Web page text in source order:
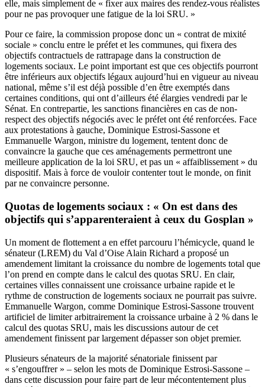
elle, mais simplement de « fixer aux maires des rendez-vous réalistes
pour ne pas provoquer une fatigue de la loi SRU. »
Pour ce faire, la commission propose donc un « contrat de mixité
sociale » conclu entre le préfet et les communes, qui fixera des
objectifs contractuels de rattrapage dans la construction de
logements sociaux. Le point important est que ces objectifs pourront
être inférieurs aux objectifs légaux aujourd’hui en vigueur au niveau
national, même s’il est déjà possible d’en être exemptés dans
certaines conditions, qui ont d’ailleurs été élargies vendredi par le
Sénat. En contrepartie, les sanctions financières en cas de non-
respect des objectifs négociés avec le préfet ont été renforcées. Face
aux protestations à gauche, Dominique Estrosi-Sassone et
Emmanuelle Wargon, ministre du logement, tentent donc de
convaincre la gauche que ces aménagements permettront une
meilleure application de la loi SRU, et pas un « affaiblissement » du
dispositif. Mais à force de vouloir contenter tout le monde, on finit
par ne convaincre personne.
Quotas de logements sociaux : « On est dans des
objectifs qui s’apparenteraient à ceux du Gosplan »
Un moment de flottement a en effet parcouru l’hémicycle, quand le
sénateur (LREM) du Val d’Oise Alain Richard a proposé un
amendement limitant la croissance du nombre de logements total que
l’on prend en compte dans le calcul des quotas SRU. En clair,
certaines villes connaissent une croissance urbaine rapide et le
rythme de construction de logements sociaux ne pourrait pas suivre.
Emmanuelle Wargon, comme Dominique Estrosi-Sassone trouvent
artificiel de limiter arbitrairement la croissance urbaine à 2 % dans le
calcul des quotas SRU, mais les discussions autour de cet
amendement finissent par largement dépasser son objet premier.
Plusieurs sénateurs de la majorité sénatoriale finissent par
« s’engouffrer » – selon les mots de Dominique Estrosi-Sassone –
dans cette discussion pour faire part de leur mécontentement plus